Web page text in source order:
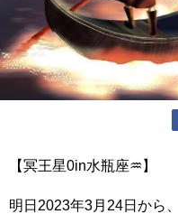
【冥王星0in水瓶座♒️】
明日2023年3月24日から、